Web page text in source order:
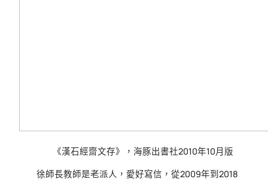
《漢石經齋文存》，海豚出書社2010年10月版
徐師長教師是老派人，愛好寫信，從2009年到2018